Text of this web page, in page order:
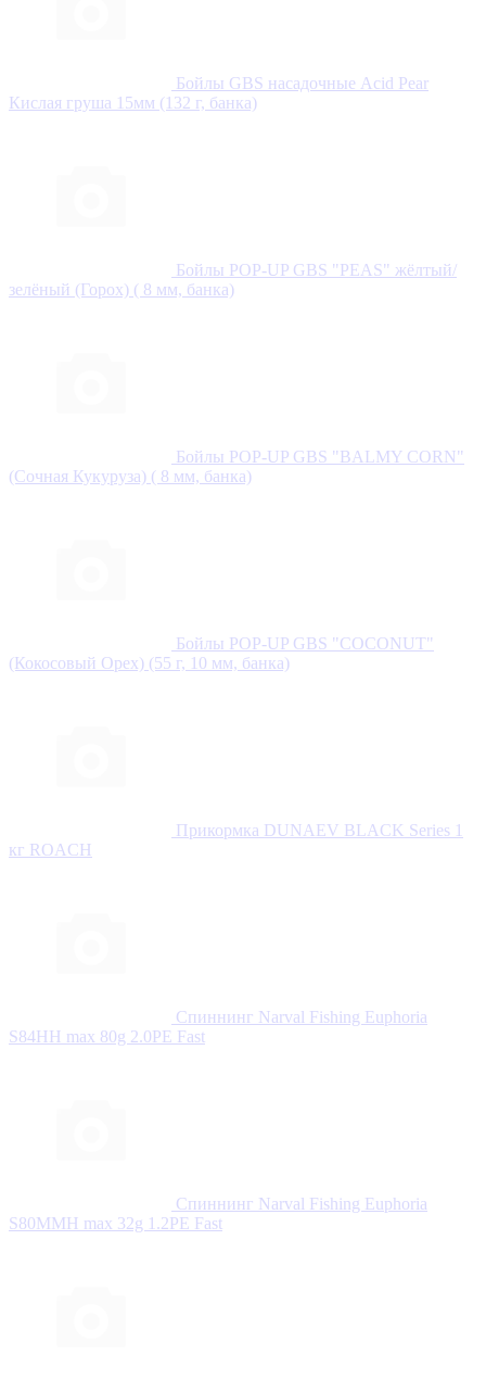
Бойлы GBS насадочные Acid Pear
Кислая груша 15мм (132 г, банка)
Бойлы POP-UP GBS "PEAS" жёлтый/
зелёный (Горох) ( 8 мм, банка)
Бойлы POP-UP GBS "BALMY CORN"
(Сочная Кукуруза) ( 8 мм, банка)
Бойлы POP-UP GBS "COCONUT"
(Кокосовый Орех) (55 г, 10 мм, банка)
Прикормка DUNAEV BLACK Series 1
кг ROАCH
Спиннинг Narval Fishing Euphoria
S84HH max 80g 2.0PE Fast
Спиннинг Narval Fishing Euphoria
S80MMH max 32g 1.2PE Fast